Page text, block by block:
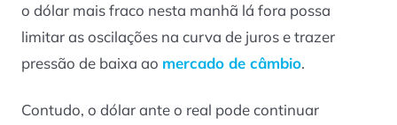
o dólar mais fraco nesta manhã lá fora possa
limitar as oscilações na curva de juros e trazer
pressão de baixa ao mercado de câmbio.
Contudo, o dólar ante o real pode continuar